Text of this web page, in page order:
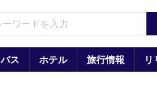
バス ホテル 旅行情報 リ